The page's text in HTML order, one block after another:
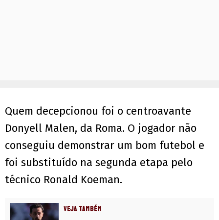
Quem decepcionou foi o centroavante
Donyell Malen, da Roma. O jogador não
conseguiu demonstrar um bom futebol e
foi substituído na segunda etapa pelo
técnico Ronald Koeman.
VEJA TAMBÉM